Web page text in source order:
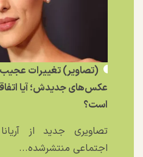
(تصاویر) تغییرات عجیب
عکس‌های جدیدش؛ آیا
است؟
تصاویری جدید از
اجتماعی منتشرشده...